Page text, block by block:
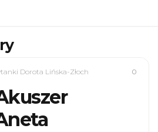
Dorota Lińska-Złoch 0